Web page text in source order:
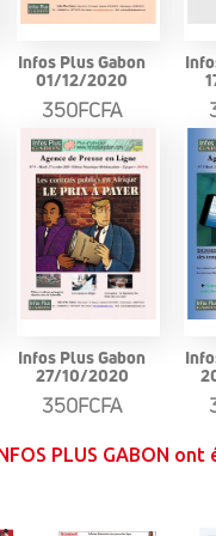
Infos Plus Gabon
01/12/2020
350FCFA
Infos Plus Gabon
27/10/2020
350FCFA
PLUS GABON ont